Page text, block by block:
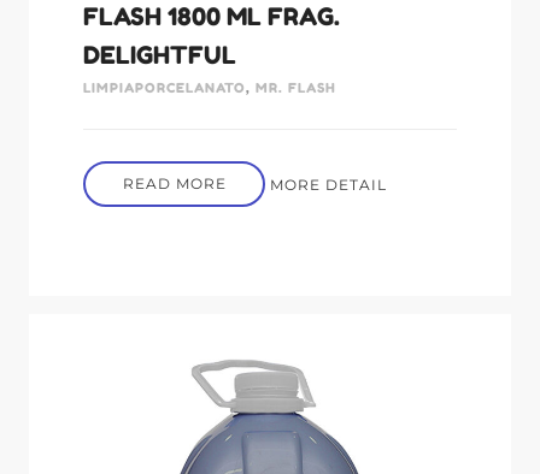
FLASH 1800 ML FRAG.
DELIGHTFUL
LIMPIAPORCELANATO, MR. FLASH
READ MORE MORE DETAIL